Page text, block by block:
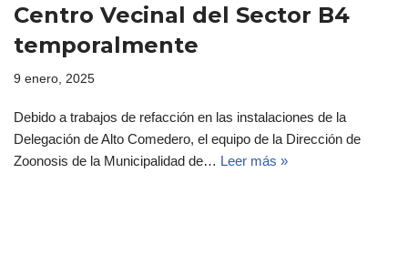
Centro Vecinal del Sector B4
temporalmente
9 enero, 2025
Debido a trabajos de refacción en las instalaciones de la
Delegación de Alto Comedero, el equipo de la Dirección de
Zoonosis de la Municipalidad de… Leer más »